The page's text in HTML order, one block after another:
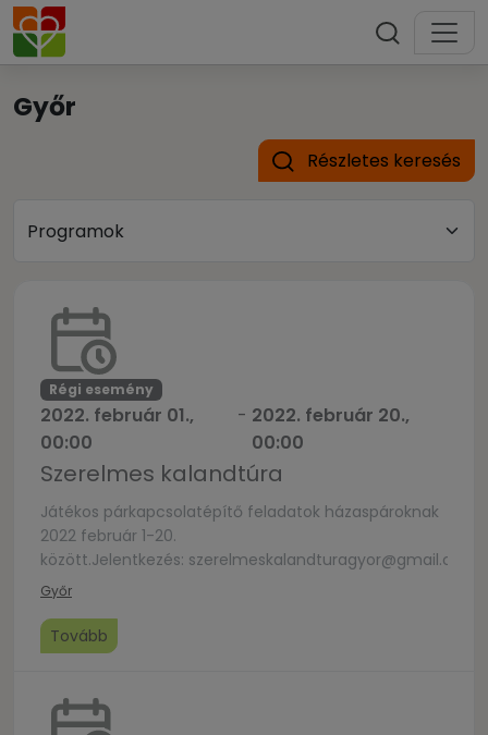
Győr
Részletes keresés
Régi esemény
2022. február 01.,
00:00
- 2022. február 20.,
00:00
Szerelmes kalandtúra
Játékos párkapcsolatépítő feladatok házaspároknak
2022 február 1-20.
között.Jelentkezés: szerelmeskalandturagyor@gmail.com
Győr
Tovább